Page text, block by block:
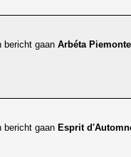
Arbéta
Esprit